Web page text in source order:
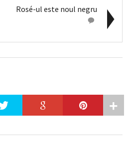
Rosé-ul este noul negru